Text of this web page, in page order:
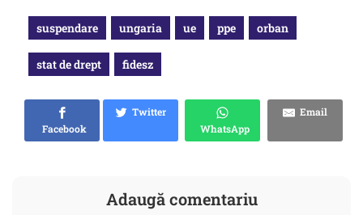
suspendare ungaria ue ppe orban
stat de drept fidesz
Facebook
Twitter
WhatsApp
Email
Adaugă comentariu